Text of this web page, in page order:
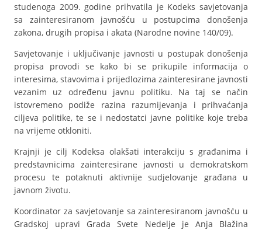
studenoga 2009. godine prihvatila je Kodeks savjetovanja
sa zainteresiranom javnošću u postupcima donošenja
zakona, drugih propisa i akata (Narodne novine 140/09).
Savjetovanje i uključivanje javnosti u postupak donošenja
propisa provodi se kako bi se prikupile informacija o
interesima, stavovima i prijedlozima zainteresirane javnosti
vezanim uz određenu javnu politiku. Na taj se način
istovremeno podiže razina razumijevanja i prihvaćanja
ciljeva politike, te se i nedostatci javne politike koje treba
na vrijeme otkloniti.
Krajnji je cilj Kodeksa olakšati interakciju s građanima i
predstavnicima zainteresirane javnosti u demokratskom
procesu te potaknuti aktivnije sudjelovanje građana u
javnom životu.
Koordinator za savjetovanje sa zainteresiranom javnošću u
Gradskoj upravi Grada Svete Nedelje je Anja Blažina